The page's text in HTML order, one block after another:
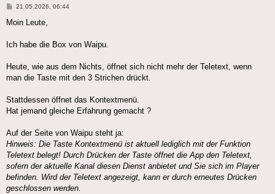
Beitrag
21.05.2026, 06:44
Moin Leute,
Ich habe die Box von Waipu.
Heute, wie aus dem Nichts, öffnet sich nicht mehr der Teletext, wenn
man die Taste mit den 3 Strichen drückt.
Stattdessen öffnet das Kontextmenü.
Hat jemand gleiche Erfahrung gemacht ?
Auf der Seite von Waipu steht ja:
Hinweis: Die Taste Kontextmenü ist aktuell lediglich mit der Funktion
Teletext belegt! Durch Drücken der Taste öffnet die App den Teletext,
sofern der aktuelle Kanal diesen Dienst anbietet und Sie sich im Player
befinden. Wird der Teletext angezeigt, kann er durch erneutes Drücken
geschlossen werden.